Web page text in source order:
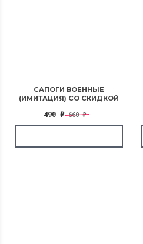
САПОГИ ВОЕННЫЕ
(ИМИТАЦИЯ) СО СКИДКОЙ
490 ₽ 660₽